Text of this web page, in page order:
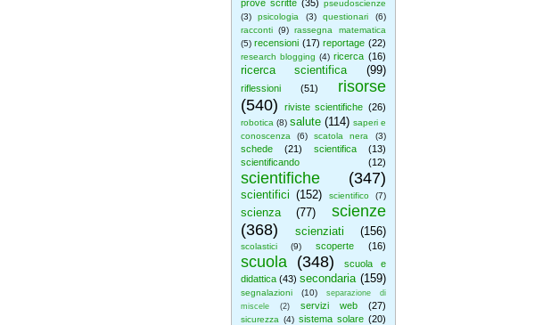
prove scritte (35) pseudoscienze
(3)
psicologia (3) questionari
(6)
racconti (9) rassegna matematica
(5) recensioni (17) reportage (22)
research blogging (4) ricerca (16)
ricerca scientifica (99)
riflessioni (51)
risorse
(540)
riviste scientifiche (26)
robotica (8) salute (114) saperi e
conoscenza
(6) scatola nera (3)
schede (21) scientifica
(13)
scientificando
(12)
scientifiche (347)
scientifici (152) scientifico (7)
scienza (77)
scienze
(368)
scienziati (156)
scolastici (9) scoperte (16)
scuola (348)
scuola e
didattica (43) secondaria (159)
segnalazioni (10)
separazione di
miscele
(2) servizi web (27)
sicurezza (4) sistema solare (20)